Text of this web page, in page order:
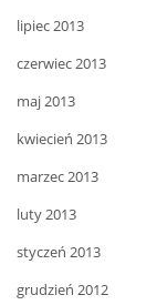
lipiec 2013
czerwiec 2013
maj 2013
kwiecień 2013
marzec 2013
luty 2013
styczeń 2013
grudzień 2012